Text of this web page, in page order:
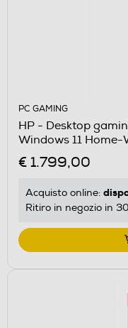
PC GAMING
HP - Desktop
Windows 11 Home-
€ 1.799,00
Acquisto online:
Ritiro in negozio in